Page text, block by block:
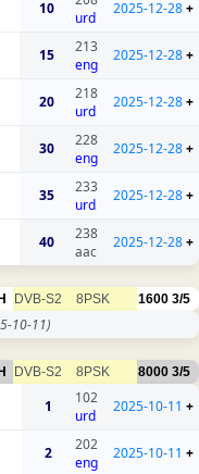
10
urd
2025-12-28+
15
213
eng
2025-12-28+
20
218
urd
2025-12-28+
30
228
eng
2025-12-28+
35
233
urd
2025-12-28+
40
238
aac
2025-12-28+
H DVB-S2 8PSK 1600 3/5
10-11)
H DVB-S2 8PSK 8000 3/5
1
102
urd
2025-10-11 +
2
202
eng
2025-10-11 +